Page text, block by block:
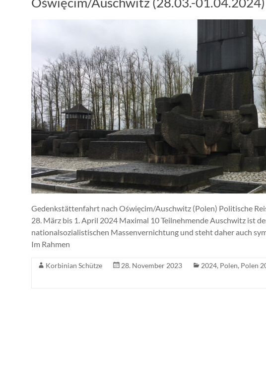
Gedenkstättenfahrt nach Oświęcim/Auschwitz (Polen) Politische
28. März bis 1. April 2024 Maximal 10 Teilnehmende Auschwitz ist
nationalsozialistischen Massenvernichtung und steht daher auch
Im Rahmen
Korbinian Schütze 28. November 2023 2024, Polen, Polen